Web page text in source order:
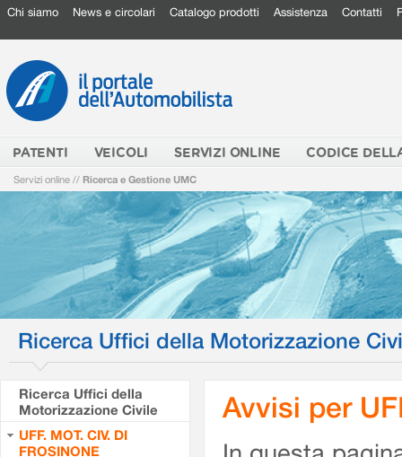
Chi siamo News e circolari Catalogo prodotti Assistenza Contatti
PATENTI VEICOLI SERVIZI ONLINE CODICE
Servizi online // Ricerca e Gestione UMC
Ricerca Uffici della Motorizzazione
Ricerca Uffici della
Motorizzazione Civile
UFF. MOT. CIV. DI
FROSINONE
Avvisi per